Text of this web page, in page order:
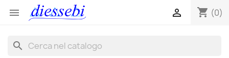
 shopping_cart (0)

search